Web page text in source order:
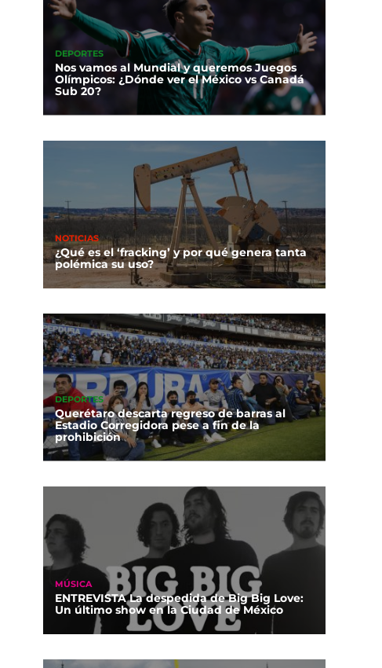
DEPORTES
Nos vamos al Mundial y queremos Juegos
Olímpicos: ¿Dónde ver el México vs Canadá
Sub 20?
NOTICIAS
¿Qué es el ‘fracking’ y por qué genera tanta
polémica su uso?
DEPORTES
Querétaro descarta regreso de barras al
Estadio Corregidora pese a fin de la
prohibición
MÚSICA
ENTREVISTA La despedida de Big Big Love:
Un último show en la Ciudad de México